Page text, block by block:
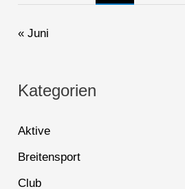
« Juni
Kategorien
Aktive
Breitensport
Club